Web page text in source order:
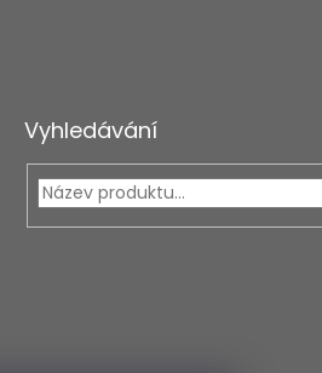
Vyhledávání